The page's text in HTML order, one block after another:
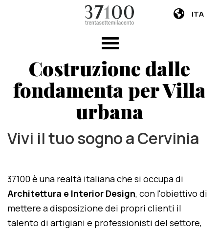
ITA
Costruzione dalle
fondamenta per Villa
urbana
Vivi il tuo sogno a Cervinia
37100 è una realtà italiana che si occupa di
Architettura e Interior Design, con l'obiettivo di
mettere a disposizione dei propri clienti il
talento di artigiani e professionisti del settore,